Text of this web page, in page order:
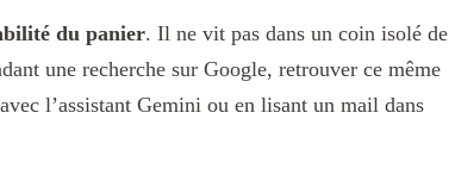
du panier. Il ne vit pas dans un coin isolé de
une recherche sur Google, retrouver ce même
l’assistant Gemini ou en lisant un mail dans